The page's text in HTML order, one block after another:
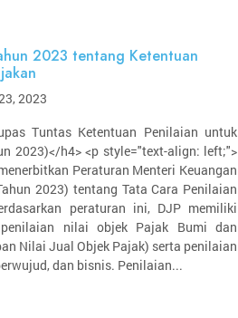
2023 tentang Ketentuan
2023
Tuntas Ketentuan Penilaian untuk
2023)</h4> <p style="text-align: left;">
Peraturan Menteri Keuangan
2023) tentang Tata Cara Penilaian
peraturan ini, DJP memiliki
nilai objek Pajak Bumi dan
Nilai Jual Objek Pajak) serta penilaian
dan bisnis. Penilaian...